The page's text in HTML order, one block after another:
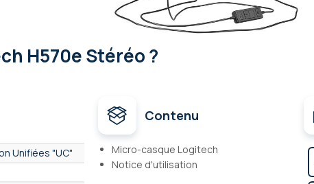
H570e Stéréo ?
Unifiées "UC"
Contenu
Micro-casque Logitech
Notice d'utilisation